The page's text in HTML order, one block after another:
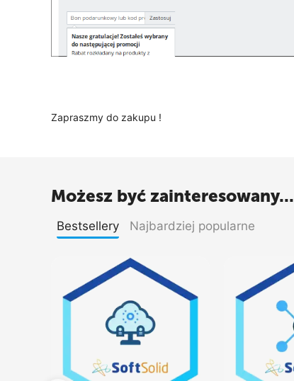
Zapraszmy do zakupu !
Możesz być zainteresowany...
Bestsellery Najbardziej popularne